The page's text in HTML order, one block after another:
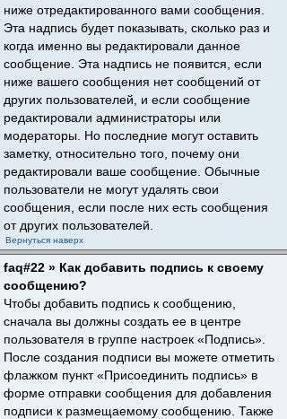
ниже отредактированного вами сообщения.
Эта надпись будет показывать, сколько раз и
когда именно вы редактировали данное
сообщение. Эта надпись не появится, если
ниже вашего сообщения нет сообщений от
других пользователей, и если сообщение
редактировали администраторы или
модераторы. Но последние могут оставить
заметку, относительно того, почему они
редактировали ваше сообщение. Обычные
пользователи не могут удалять свои
сообщения, если после них есть сообщения
от других пользователей.
Вернуться наверх
faq#22 » Как добавить подпись к своему
сообщению?
Чтобы добавить подпись к сообщению,
сначала вы должны создать ее в центре
пользователя в группе настроек «Подпись».
После создания подписи вы можете отметить
флажком пункт «Присоединить подпись» в
форме отправки сообщения для добавления
подписи к размещаемому сообщению. Также